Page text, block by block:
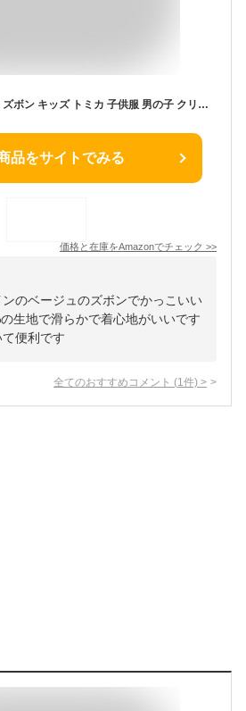
[ブリーズ] カーゴパンツ ズボン キッズ トミカ 子供服 男の子 クリスマス パトカー 車 綿100% クリスマス 秋 冬 グッズ 100cm 110cm 120cm 130cm センチ 長ズボン かっこいい 園児 保育園 幼稚園
品をサイトでみる
価格と在庫をAmazonでチェック >>
ンのベージュのズボンでかっこいい
生地で滑らかで着心地がいいです
便利です
全てのおすすめコメント (1 件) >